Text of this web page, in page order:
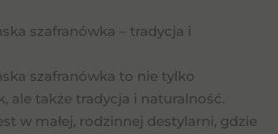
szafranówka – tradycja i
szafranówka to nie tylko
ale także tradycja i naturalność.
w małej, rodzinnej destylarni, gdzie